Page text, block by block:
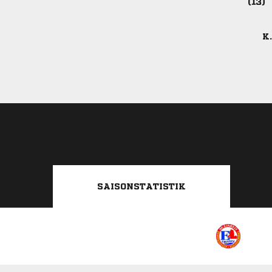

SAISONSTATISTIK